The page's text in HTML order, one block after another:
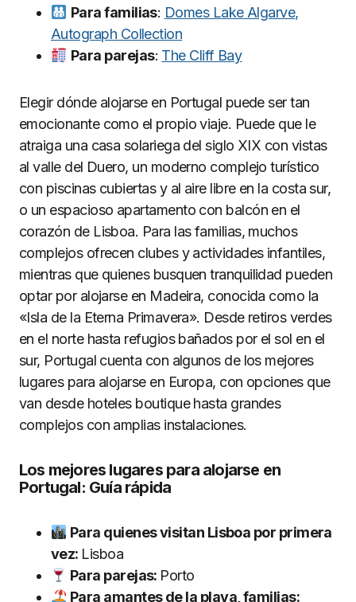
Para familias: Domes Lake Algarve,
Autograph Collection
Para parejas: The Cliff Bay
Elegir dónde alojarse en Portugal puede ser tan
emocionante como el propio viaje. Puede que le
atraiga una casa solariega del siglo XIX con vistas
al valle del Duero, un moderno complejo turístico
con piscinas cubiertas y al aire libre en la costa sur,
o un espacioso apartamento con balcón en el
corazón de Lisboa. Para las familias, muchos
complejos ofrecen clubes y actividades infantiles,
mientras que quienes busquen tranquilidad pueden
optar por alojarse en Madeira, conocida como la
«Isla de la Eterna Primavera». Desde retiros verdes
en el norte hasta refugios bañados por el sol en el
sur, Portugal cuenta con algunos de los mejores
lugares para alojarse en Europa, con opciones que
van desde hoteles boutique hasta grandes
complejos con amplias instalaciones.
Los mejores lugares para alojarse en
Portugal: Guía rápida
Para quienes visitan Lisboa por primera
vez: Lisboa
Para parejas: Porto
Para amantes de la playa, familias: